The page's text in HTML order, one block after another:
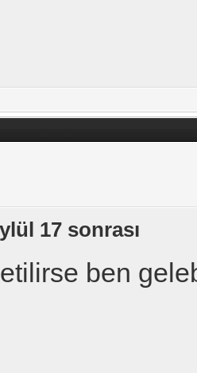
17 sonrası
ben